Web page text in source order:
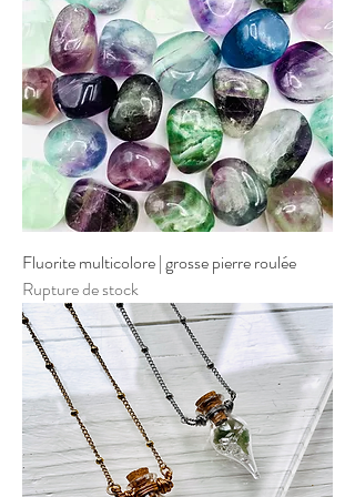
Fluorite multicolore | grosse pierre roulée
Rupture de stock